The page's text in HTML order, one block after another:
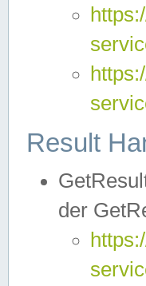
Result
der